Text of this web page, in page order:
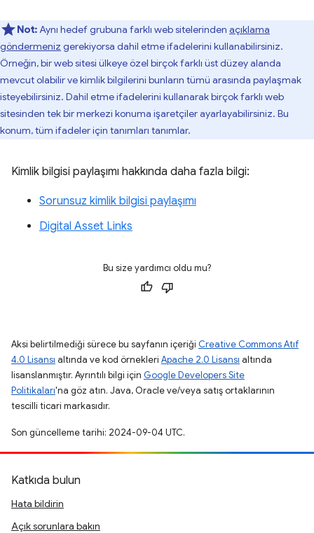
Not:Aynı hedef grubuna farklı web sitelerinden açıklama
göndermeniz gerekiyorsa dahil etme ifadelerini kullanabilirsiniz.
Örneğin, bir web sitesi ülkeye özel birçok farklı üst düzey alanda
mevcut olabilir ve kimlik bilgilerini bunların tümü arasında paylaşmak
isteyebilirsiniz. Dahil etme ifadelerini kullanarak birçok farklı web
sitesinden tek bir merkezi konuma işaretçiler ayarlayabilirsiniz. Bu
konum, tüm ifadeler için tanımları tanımlar.
Kimlik bilgisi paylaşımı hakkında daha fazla bilgi:
Sorunsuz kimlik bilgisi paylaşımı
Digital Asset Links
Bu size yardımcı oldu mu?
Aksi belirtilmediği sürece bu sayfanın içeriği Creative Commons Atıf
4.0 Lisansı altında ve kod örnekleri Apache 2.0 Lisansı altında
lisanslanmıştır. Ayrıntılı bilgi için Google Developers Site
Politikaları'na göz atın. Java, Oracle ve/veya satış ortaklarının
tescilli ticari markasıdır.
Son güncelleme tarihi: 2024-09-04 UTC.
Katkıda bulun
Hata bildirin
Açık sorunlara bakın